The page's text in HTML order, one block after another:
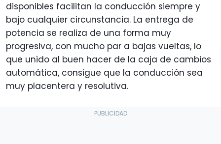
disponibles facilitan la conducción siempre y
bajo cualquier circunstancia. La entrega de
potencia se realiza de una forma muy
progresiva, con mucho par a bajas vueltas, lo
que unido al buen hacer de la caja de cambios
automática, consigue que la conducción sea
muy placentera y resolutiva.